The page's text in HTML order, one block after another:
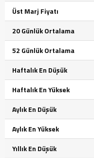
Üst Marj Fiyatı
20 Günlük Ortalama
52 Günlük Ortalama
Haftalık En Düşük
Haftalık En Yüksek
Aylık En Düşük
Aylık En Yüksek
Yıllık En Düşük